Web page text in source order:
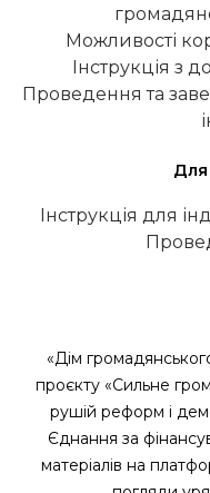
Можливості
Інструкція з
Проведення та
Для
Інструкція для
«Дім
проєкту «Сильне
рушій реформ і
Єднання за
матеріалів на